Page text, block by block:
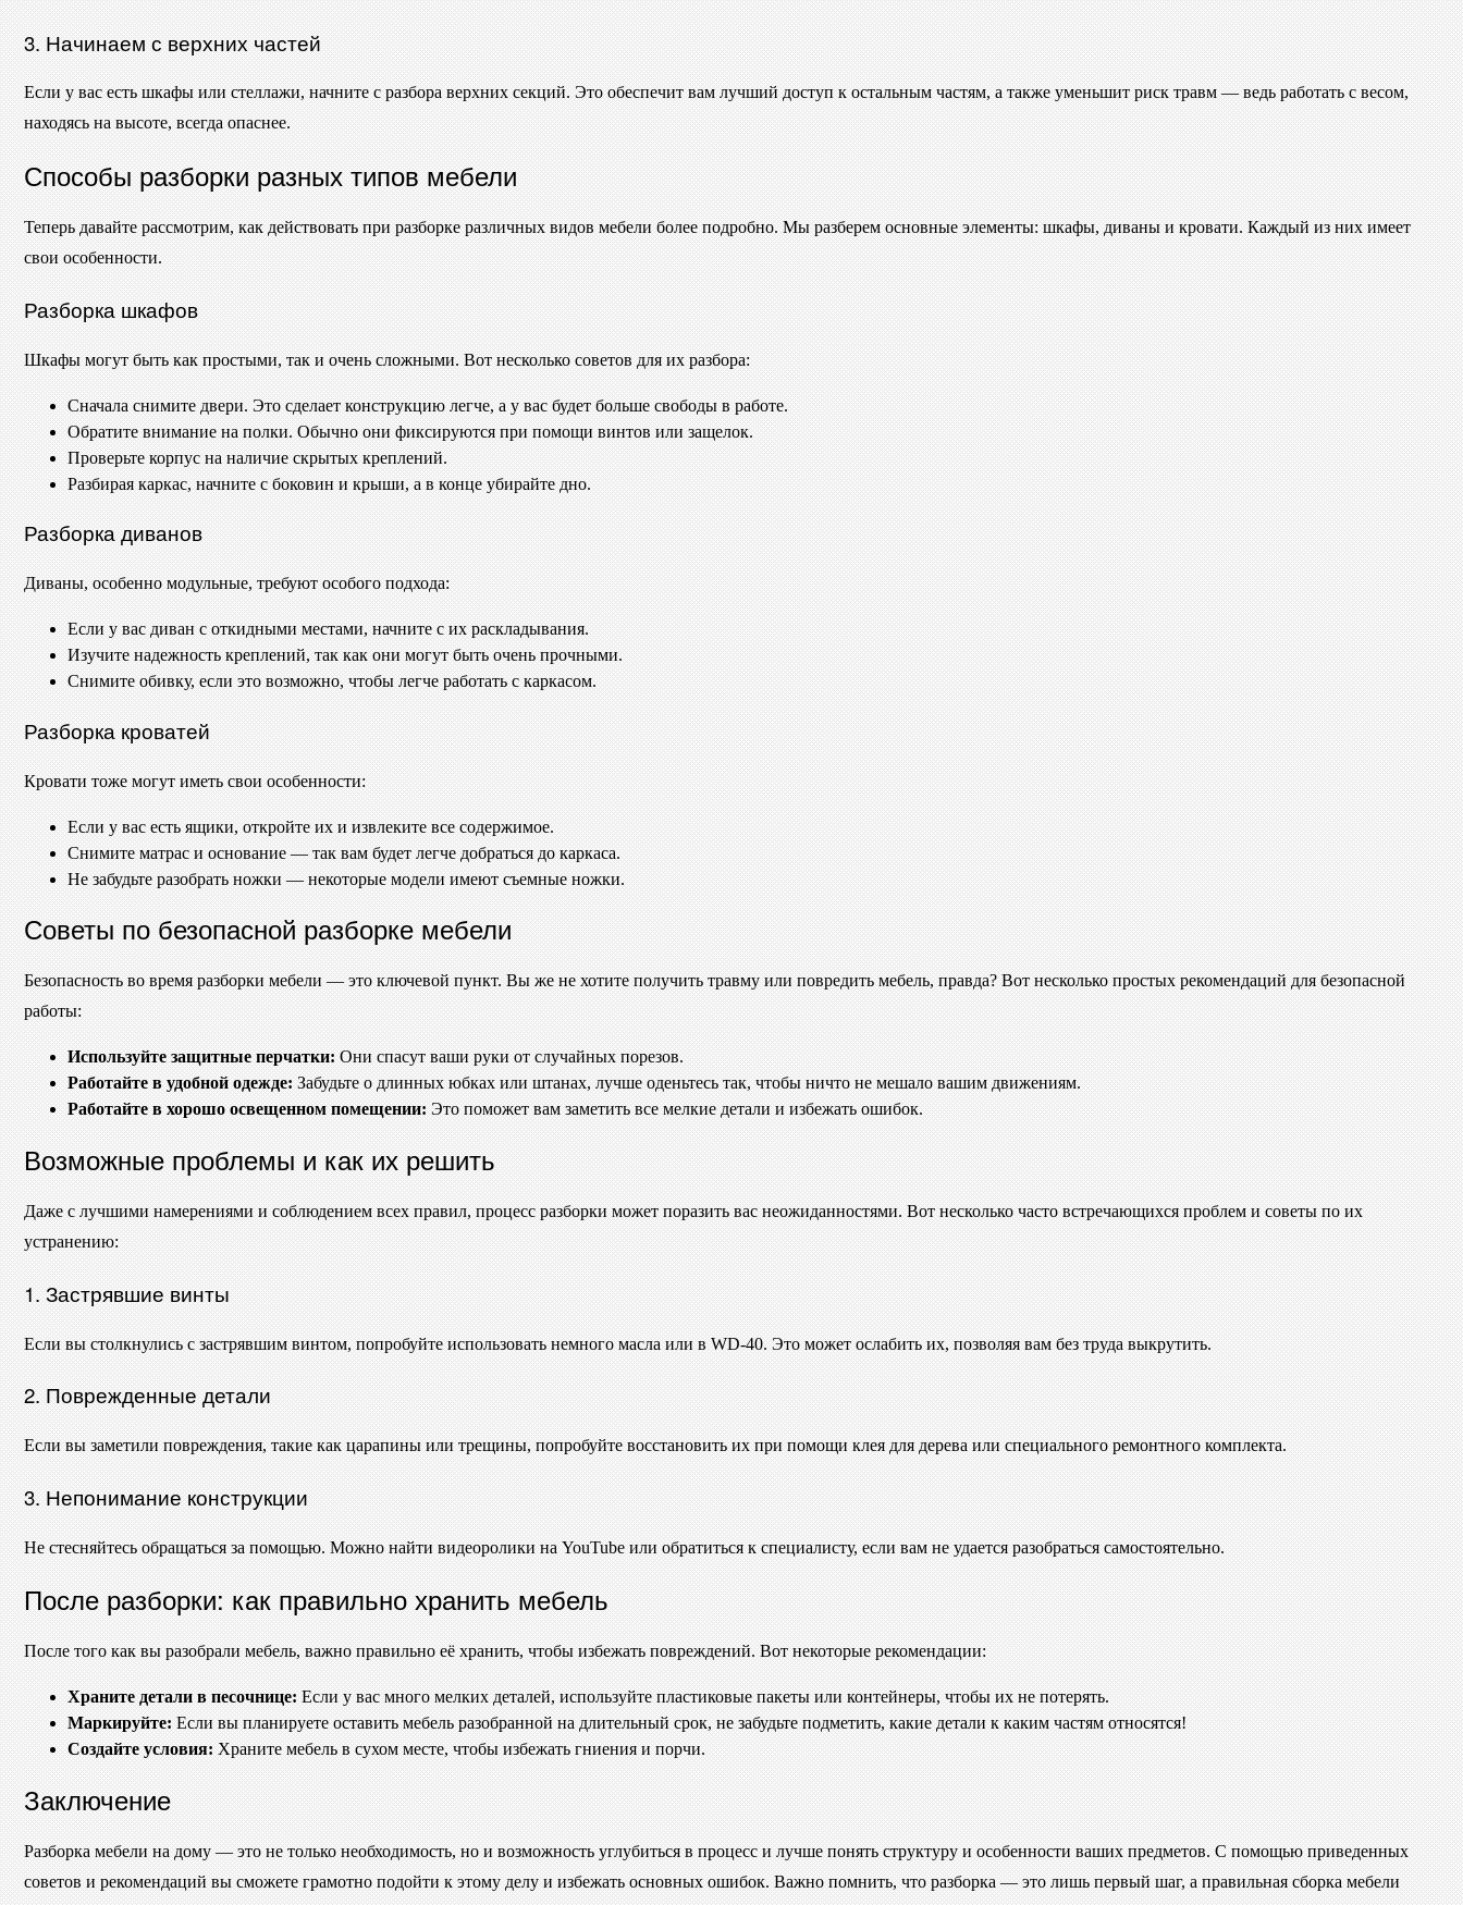
3. Начинаем с верхних частей
Если у вас есть шкафы или стеллажи, начните с разбора верхних секций. Это обеспечит вам лучший доступ к остальным частям, а также уменьшит риск травм — ведь работать с весом,
находясь на высоте, всегда опаснее.
Способы разборки разных типов мебели
Теперь давайте рассмотрим, как действовать при разборке различных видов мебели более подробно. Мы разберем основные элементы: шкафы, диваны и кровати. Каждый из них имеет
свои особенности.
Разборка шкафов
Шкафы могут быть как простыми, так и очень сложными. Вот несколько советов для их разбора:
Сначала снимите двери. Это сделает конструкцию легче, а у вас будет больше свободы в работе.
Обратите внимание на полки. Обычно они фиксируются при помощи винтов или защелок.
Проверьте корпус на наличие скрытых креплений.
Разбирая каркас, начните с боковин и крыши, а в конце убирайте дно.
Разборка диванов
Диваны, особенно модульные, требуют особого подхода:
Если у вас диван с откидными местами, начните с их раскладывания.
Изучите надежность креплений, так как они могут быть очень прочными.
Снимите обивку, если это возможно, чтобы легче работать с каркасом.
Разборка кроватей
Кровати тоже могут иметь свои особенности:
Если у вас есть ящики, откройте их и извлеките все содержимое.
Снимите матрас и основание — так вам будет легче добраться до каркаса.
Не забудьте разобрать ножки — некоторые модели имеют съемные ножки.
Советы по безопасной разборке мебели
Безопасность во время разборки мебели — это ключевой пункт. Вы же не хотите получить травму или повредить мебель, правда? Вот несколько простых рекомендаций для безопасной
работы:
Используйте защитные перчатки: Они спасут ваши руки от случайных порезов.
Работайте в удобной одежде: Забудьте о длинных юбках или штанах, лучше оденьтесь так, чтобы ничто не мешало вашим движениям.
Работайте в хорошо освещенном помещении: Это поможет вам заметить все мелкие детали и избежать ошибок.
Возможные проблемы и как их решить
Даже с лучшими намерениями и соблюдением всех правил, процесс разборки может поразить вас неожиданностями. Вот несколько часто встречающихся проблем и советы по их
устранению:
1. Застрявшие винты
Если вы столкнулись с застрявшим винтом, попробуйте использовать немного масла или в WD-40. Это может ослабить их, позволяя вам без труда выкрутить.
2. Поврежденные детали
Если вы заметили повреждения, такие как царапины или трещины, попробуйте восстановить их при помощи клея для дерева или специального ремонтного комплекта.
3. Непонимание конструкции
Не стесняйтесь обращаться за помощью. Можно найти видеоролики на YouTube или обратиться к специалисту, если вам не удается разобраться самостоятельно.
После разборки: как правильно хранить мебель
После того как вы разобрали мебель, важно правильно её хранить, чтобы избежать повреждений. Вот некоторые рекомендации:
Храните детали в песочнице: Если у вас много мелких деталей, используйте пластиковые пакеты или контейнеры, чтобы их не потерять.
Маркируйте: Если вы планируете оставить мебель разобранной на длительный срок, не забудьте подметить, какие детали к каким частям относятся!
Создайте условия: Храните мебель в сухом месте, чтобы избежать гниения и порчи.
Заключение
Разборка мебели на дому — это не только необходимость, но и возможность углубиться в процесс и лучше понять структуру и особенности ваших предметов. С помощью приведенных
советов и рекомендаций вы сможете грамотно подойти к этому делу и избежать основных ошибок. Важно помнить, что разборка — это лишь первый шаг, а правильная сборка мебели